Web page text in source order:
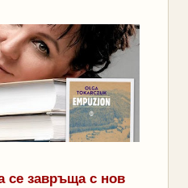
се завръща с нов